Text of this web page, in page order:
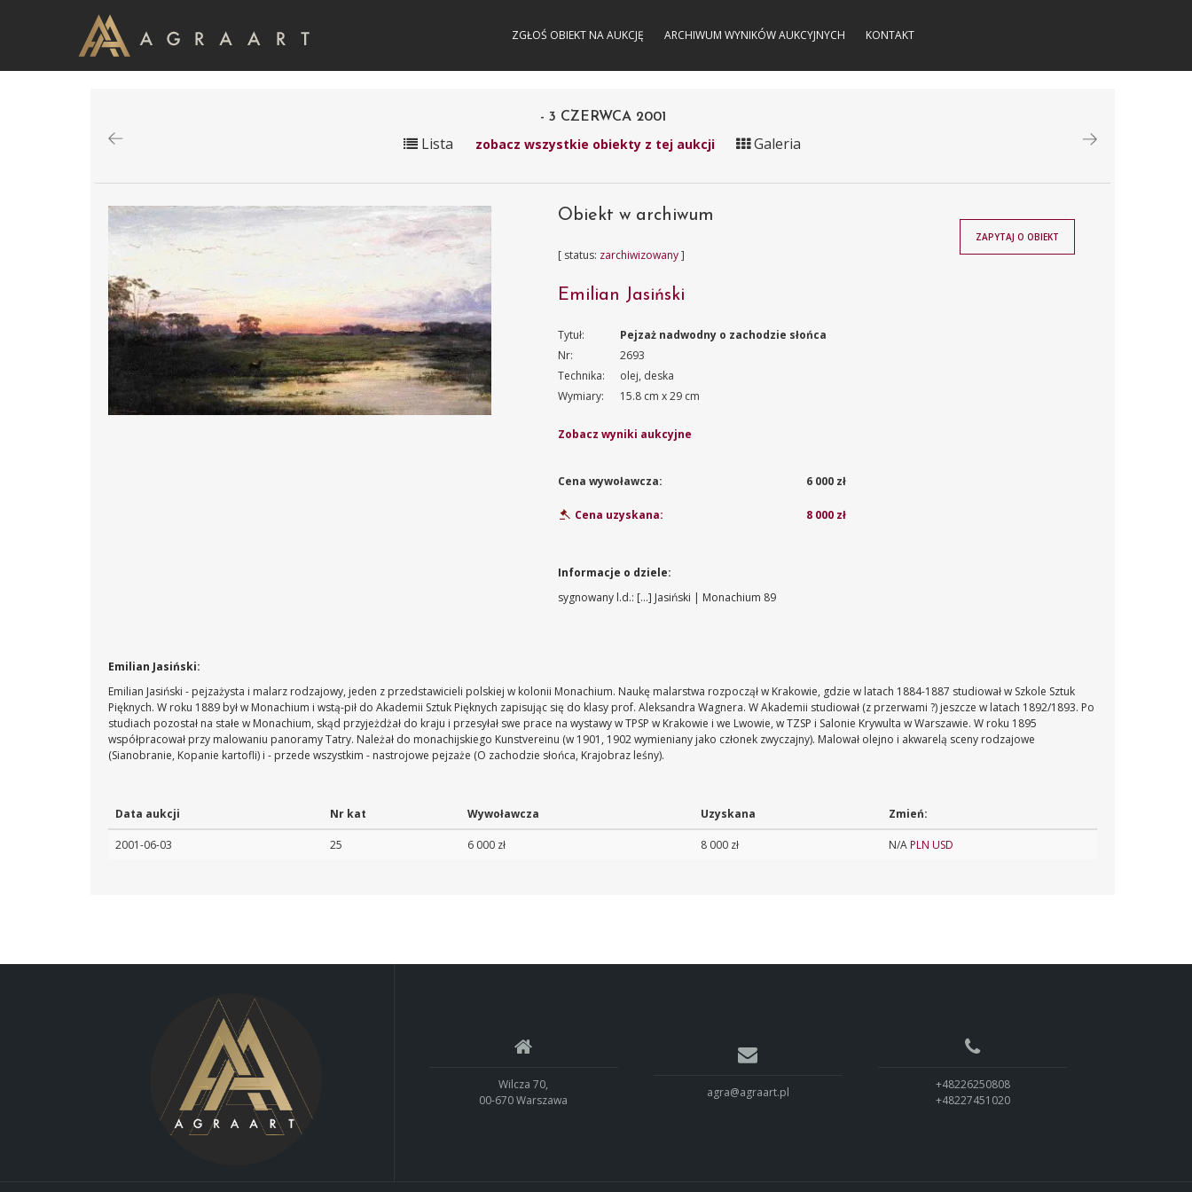
ZGŁOŚ OBIEKT NA AUKCJĘ ARCHIWUM WYNIKÓW AUKCYJNYCH KONTAKT
- 3 CZERWCA 2001
Lista zobacz wszystkie obiekty z tej aukcji Galeria
Obiekt w archiwum
[ status: zarchiwizowany]
Emilian Jasiński
Tytuł:
Pejzaż nadwodny o zachodzie słońca
Nr:
2693
Technika:
olej, deska
Wymiary:
15.8 cm x 29 cm
Zobacz wyniki aukcyjne
Cena wywoławcza: 6 000 zł
Cena uzyskana: 8 000 zł
ZAPYTAJ O OBIEKT
Informacje o dziele:
sygnowany l.d.: [...] Jasiński | Monachium 89
Emilian Jasiński:
Emilian Jasiński - pejzażysta i malarz rodzajowy, jeden z przedstawicieli polskiej w kolonii Monachium. Naukę malarstwa rozpoczął w Krakowie, gdzie w latach 1884-1887 studiował w Szkole Sztuk
Pięknych. W roku 1889 był w Monachium i wstą-pił do Akademii Sztuk Pięknych zapisując się do klasy prof. Aleksandra Wagnera. W Akademii studiował (z przerwami ?) jeszcze w latach 1892/1893. Po
studiach pozostał na stałe w Monachium, skąd przyjeżdżał do kraju i przesyłał swe prace na wystawy w TPSP w Krakowie i we Lwowie, w TZSP i Salonie Krywulta w Warszawie. W roku 1895
współpracował przy malowaniu panoramy Tatry. Należał do monachijskiego Kunstvereinu (w 1901, 1902 wymieniany jako członek zwyczajny). Malował olejno i akwarelą sceny rodzajowe
(Sianobranie, Kopanie kartofli) i - przede wszystkim - nastrojowe pejzaże (O zachodzie słońca, Krajobraz leśny).
Data aukcji Nr kat Wywoławcza Uzyskana Zmień:
2001-06-03 25 6 000 zł 8 000 zł N/APLN USD
Wilcza 70,
00-670 Warszawa
agra@agraart.pl
+48226250808
+48227451020